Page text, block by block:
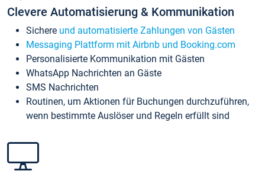
Clevere Automatisierung & Kommunikation
Sichere und automatisierte Zahlungen von Gästen
Messaging Plattform mit Airbnb und Booking.com
Personalisierte Kommunikation mit Gästen
WhatsApp Nachrichten an Gäste
SMS Nachrichten
Routinen, um Aktionen für Buchungen durchzuführen,
wenn bestimmte Auslöser und Regeln erfüllt sind